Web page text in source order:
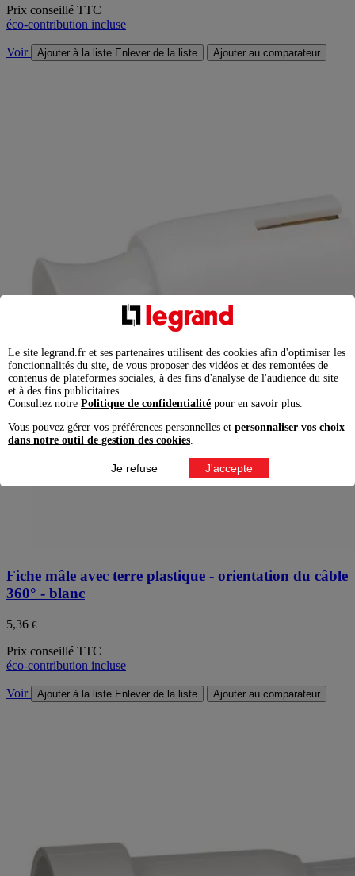
Prix conseillé TTC
éco-contribution incluse
Voir Ajouter à la liste Enlever de la liste Ajouter au comparateur
Fiche mâle avec terre plastique - orientation du câble
360° - blanc
5,36 €
Prix conseillé TTC
éco-contribution incluse
Voir Ajouter à la liste Enlever de la liste Ajouter au comparateur
Le site legrand.fr et ses partenaires utilisent des cookies afin d'optimiser les
fonctionnalités du site, de vous proposer des vidéos et des remontées de
contenus de plateformes sociales, à des fins d'analyse de l'audience du site
et à des fins publicitaires.
Consultez notre Politique de confidentialité pour en savoir plus.
Vous pouvez gérer vos préférences personnelles et personnaliser vos choix
dans notre outil de gestion des cookies.
Je refuse J'accepte